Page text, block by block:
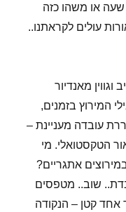
שעה או משהו כזה
עולים לקראתנו..
מאנדיור
המירוץ בזמנים,
עובדה מעניינת –
הטקסטואלי. מי
אתגריים?
שוב.. מטפסים
אחד קטן – הנקודה